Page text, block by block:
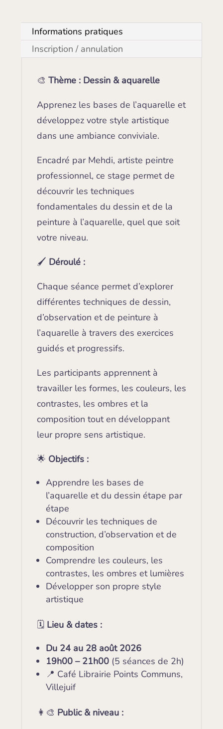
Informations pratiques
Inscription / annulation
🎨 Thème : Dessin & aquarelle
Apprenez les bases de l’aquarelle et
développez votre style artistique
dans une ambiance conviviale.
Encadré par Mehdi, artiste peintre
professionnel, ce stage permet de
découvrir les techniques
fondamentales du dessin et de la
peinture à l’aquarelle, quel que soit
votre niveau.
🖌️ Déroulé :
Chaque séance permet d’explorer
différentes techniques de dessin,
d’observation et de peinture à
l’aquarelle à travers des exercices
guidés et progressifs.
Les participants apprennent à
travailler les formes, les couleurs, les
contrastes, les ombres et la
composition tout en développant
leur propre sens artistique.
🌟 Objectifs :
Apprendre les bases de
l’aquarelle et du dessin étape par
étape
Découvrir les techniques de
construction, d’observation et de
composition
Comprendre les couleurs, les
contrastes, les ombres et lumières
Développer son propre style
artistique
🗓️ Lieu & dates :
Du 24 au 28 août 2026
19h00 – 21h00(5 séances de 2h)
📍 Café Librairie Points Communs,
Villejuif
👩‍🎨 Public & niveau :